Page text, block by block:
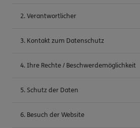
2. Verantwortlicher
3. Kontakt zum Datenschutz
4. Ihre Rechte / Beschwerdemöglichkeit
5. Schutz der Daten
6. Besuch der Website